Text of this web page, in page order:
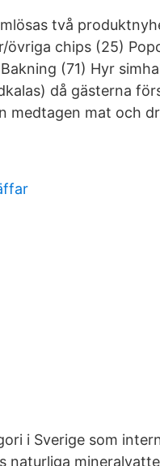
två
övriga chips (25)
(71) Hyr
då gästerna
medtagen mat och
i Sverige som
naturliga